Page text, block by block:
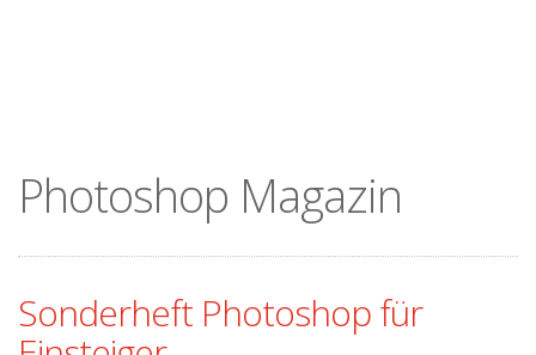
Photoshop Magazin
Sonderheft Photoshop für